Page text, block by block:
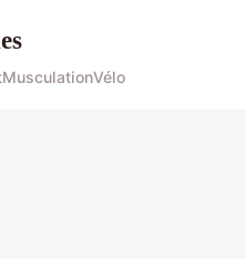
MusculationVélo